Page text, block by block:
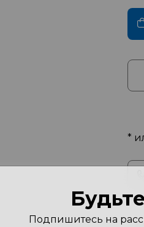
*
Подпишитесь на